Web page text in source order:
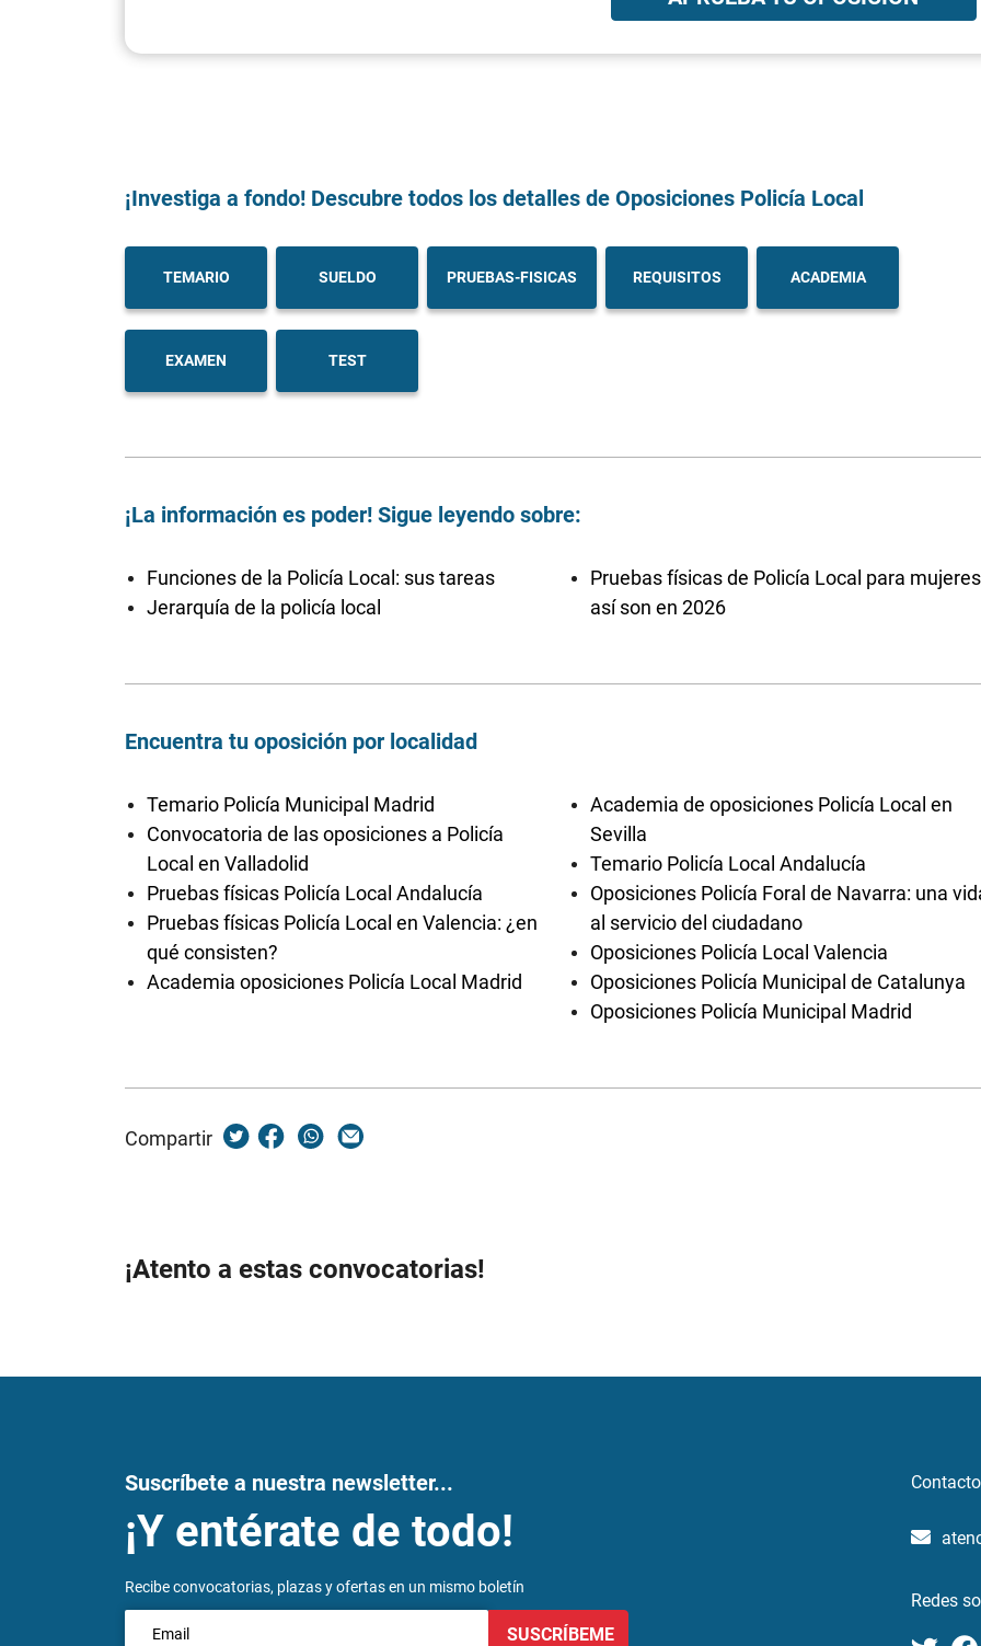
¡Investiga a fondo! Descubre todos los detalles de Oposiciones Policía Local
TEMARIO SUELDO PRUEBAS-FISICAS REQUISITOS ACADEMIA
EXAMEN TEST
¡La información es poder! Sigue leyendo sobre:
Funciones de la Policía Local: sus tareas
Jerarquía de la policía local
Pruebas físicas de Policía Local para
así son en 2026
Encuentra tu oposición por localidad
Temario Policía Municipal Madrid
Convocatoria de las oposiciones a Policía
Local en Valladolid
Pruebas físicas Policía Local Andalucía
Pruebas físicas Policía Local en Valencia: ¿en
qué consisten?
Academia oposiciones Policía Local Madrid
Academia de oposiciones Policía Local en
Sevilla
Temario Policía Local Andalucía
Oposiciones Policía Foral de Navarra: una
al servicio del ciudadano
Oposiciones Policía Local Valencia
Oposiciones Policía Municipal de Catalunya
Oposiciones Policía Municipal Madrid
Compartir
¡Atento a estas convocatorias!
Suscríbete a nuestra newsletter...
¡Y entérate de todo!
Recibe convocatorias, plazas y ofertas en un mismo boletín
SUSCRÍBEME
Redes